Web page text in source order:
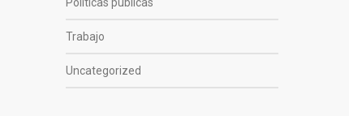
Trabajo
Uncategorized